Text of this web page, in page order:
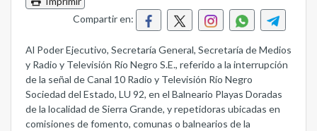
Compartir en:
Al Poder Ejecutivo, Secretaría General, Secretaría de Medios
y Radio y Televisión Río Negro S.E., referido a la interrupción
de la señal de Canal 10 Radio y Televisión Río Negro
Sociedad del Estado, LU 92, en el Balneario Playas Doradas
de la localidad de Sierra Grande, y repetidoras ubicadas en
comisiones de fomento, comunas o balnearios de la